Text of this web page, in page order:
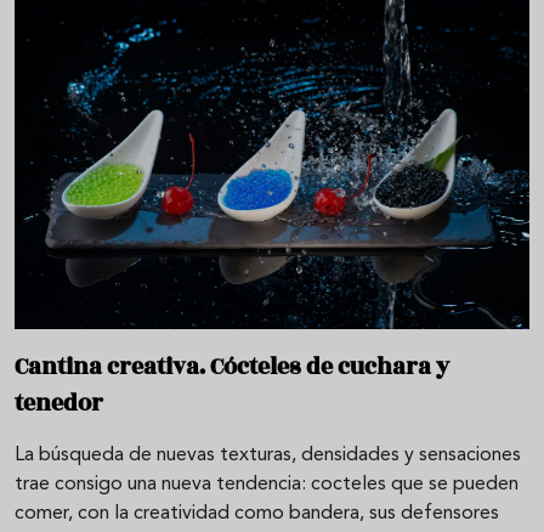
Cantina creativa. Cócteles de cuchara y
tenedor
La búsqueda de nuevas texturas, densidades y sensaciones
trae consigo una nueva tendencia: cocteles que se pueden
comer, con la creatividad como bandera, sus defensores